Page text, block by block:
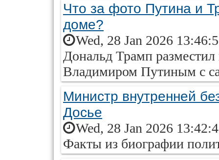
Что за фото Путина и
доме?
Wed, 28 Jan 2026
Дональд Трамп
Владимиром Путиным с
Министр внутренней
Досье
Wed, 28 Jan 2026
Факты из биографии